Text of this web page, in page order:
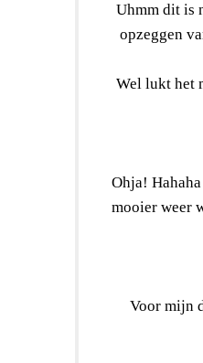
Uhmm dit is
opzeggen
Wel lukt het
Ohja!
mooier weer
Voor mijn